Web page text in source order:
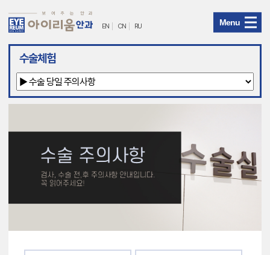
아
리
EN CN RU Menu
수술체험